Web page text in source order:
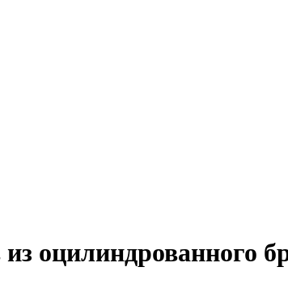
оцилиндрованного